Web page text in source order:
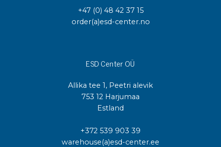
+47 (0) 48 42 37 15
order(a)esd-center.no
ESD Center OÜ
Allika tee 1, Peetri alevik
753 12 Harjumaa
Estland
+372 539 903 39
warehouse(a)esd-center.ee